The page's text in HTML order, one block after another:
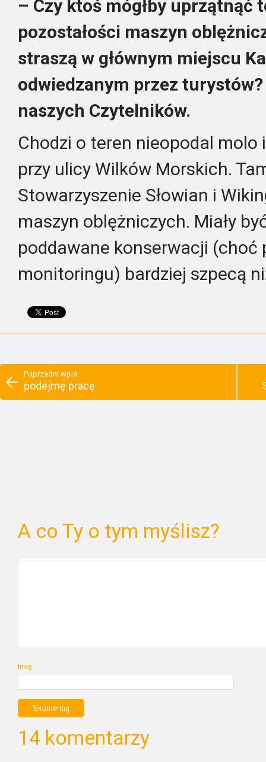
– Czy ktoś mógłby uprzątnąć
pozostałości maszyn
straszą w głównym miejscu
odwiedzanym przez
naszych Czytelników.
Chodzi o teren nieopodal molo
przy ulicy Wilków Morskich.
Stowarzyszenie Słowian i
maszyn oblężniczych. Miały
poddawane konserwacji (choć
monitoringu) bardziej szpecą
Poprzedni wpis
podejmę pracę
A co Ty o tym myślisz?
Imię
14 komentarzy